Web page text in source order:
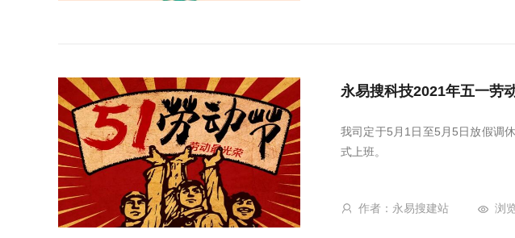
永易搜科技2021年五一劳
我司定于5月1日至5月5日放假调
式上班。
作者：永易搜建站 浏